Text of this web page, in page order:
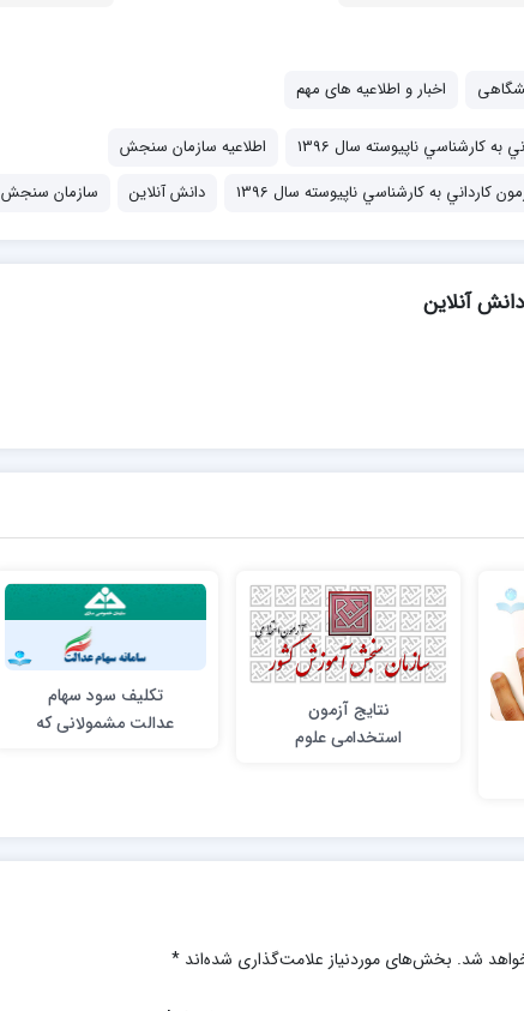
اخبار و اطلاعیه های مهم
به كارشناسي ناپيوسته سال 1396
اطلاعیه سازمان سنجش
كارداني به كارشناسي ناپيوسته سال 1396
دانش آنلاین سازمان سنجش
دانش آنلاین
نتایج آزمون
استخدامی علوم
تکلیف سود سهام
عدالت مشمولانی که
شد. بخش‌های موردنیاز علامت‌گذاری شده‌اند *